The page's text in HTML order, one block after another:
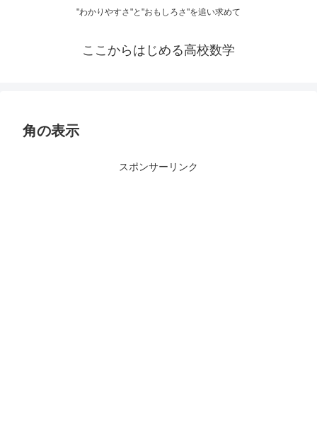
"わかりやすさ"と"おもしろさ"を追い求めて
ここからはじめる高校数学
角の表示
スポンサーリンク